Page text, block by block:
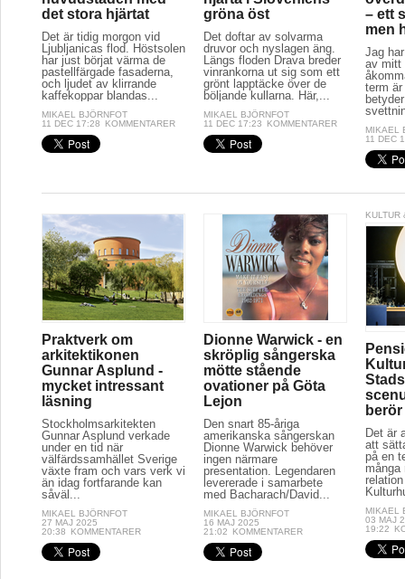
det stora hjärtat
Det är tidig morgon vid
Ljubljanicas flod. Höstsolen
har just börjat värma de
pastellfärgade fasaderna,
och ljudet av klirrande
kaffekoppar blandas...
MIKAEL BJÖRNFOT
11 DEC 17:28
KOMMENTARER
gröna öst
Det doftar av solvarma
druvor och nyslagen äng.
Längs floden Drava breder
vinrankorna ut sig som ett
grönt lapptäcke över de
böljande kullarna. Här,...
MIKAEL BJÖRNFOT
11 DEC 17:23
KOMMENTARER
– ett
men
Jag
av mitt
term
MIKAEL
11 DEC
Praktverk om
arkitektikonen
Gunnar Asplund -
mycket intressant
läsning
Stockholmsarkitekten
Gunnar Asplund verkade
under en tid när
välfärdssamhället Sverige
växte fram och vars verk vi
än idag fortfarande kan
såväl...
MIKAEL BJÖRNFOT
27 MAJ 2025
20:38
KOMMENTARER
Dionne Warwick - en
skröplig sångerska
mötte stående
ovationer på Göta
Lejon
Den snart 85-åriga
amerikanska sångerskan
Dionne Warwick behöver
ingen närmare
presentation. Legendaren
levererade i samarbete
med Bacharach/David...
MIKAEL BJÖRNFOT
16 MAJ 2025
21:02
KOMMENTARER
KULTUR
berör
Det är
att
på en
många
MIKAEL
03 MAJ
19:22